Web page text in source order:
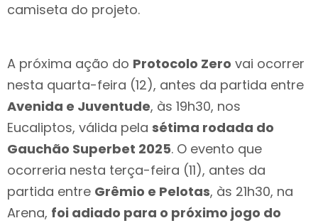
camiseta do projeto.
A próxima ação do Protocolo Zero vai ocorrer
nesta quarta-feira (12), antes da partida entre
Avenida e Juventude, às 19h30, nos
Eucaliptos, válida pela sétima rodada do
Gauchão Superbet 2025. O evento que
ocorreria nesta terça-feira (11), antes da
partida entre Grêmio e Pelotas, às 21h30, na
Arena, foi adiado para o próximo jogo do